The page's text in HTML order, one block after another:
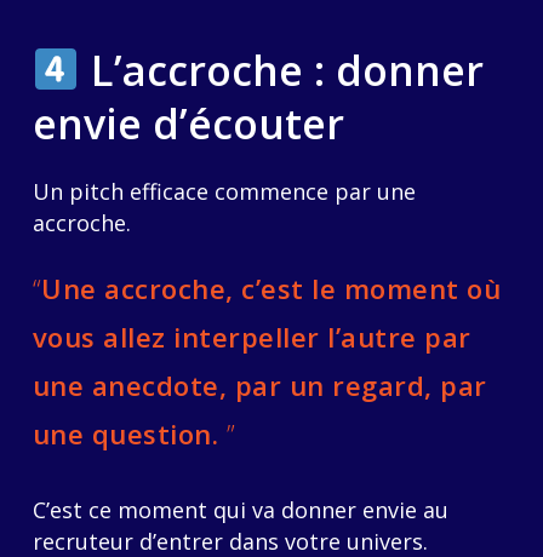
L’accroche : donner
envie d’écouter
Un pitch efficace commence par une
accroche.
“Une accroche, c’est le moment où
vous allez interpeller l’autre par
une anecdote, par un regard, par
une question. ”
C’est ce moment qui va donner envie au
recruteur d’entrer dans votre univers.